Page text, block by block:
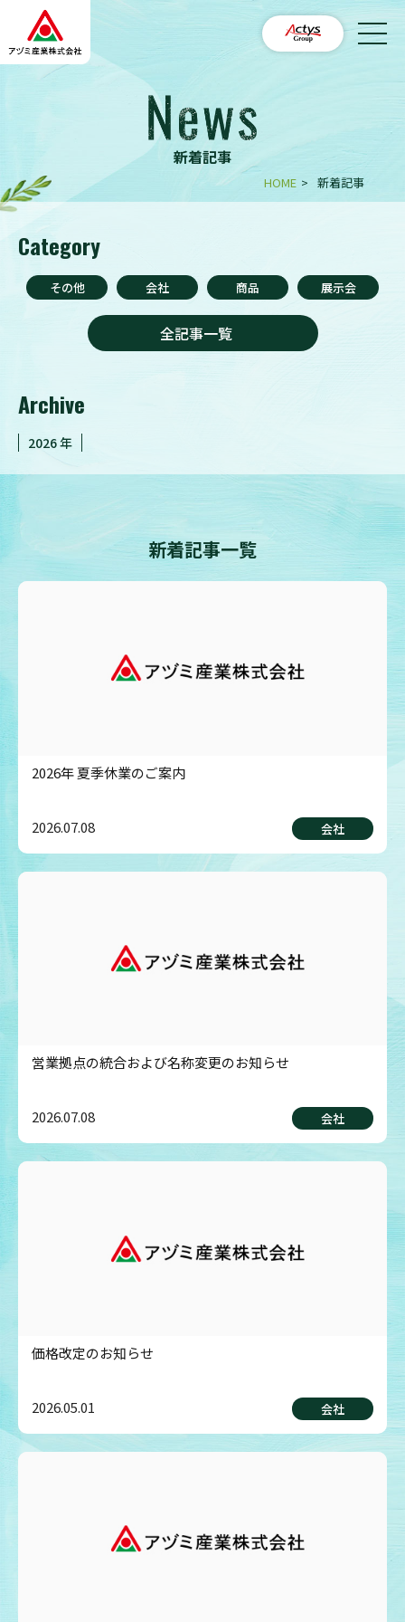
新着記事
HOME > 新着記事
Category
その他 会社 商品 展示会
全記事一覧
Archive
2026
新着記事一覧
2026年 夏季休業のご案内
2026.07.08 会社
営業拠点の統合および名称変更のお知らせ
2026.07.08 会社
価格改定のお知らせ
2026.05.01 会社